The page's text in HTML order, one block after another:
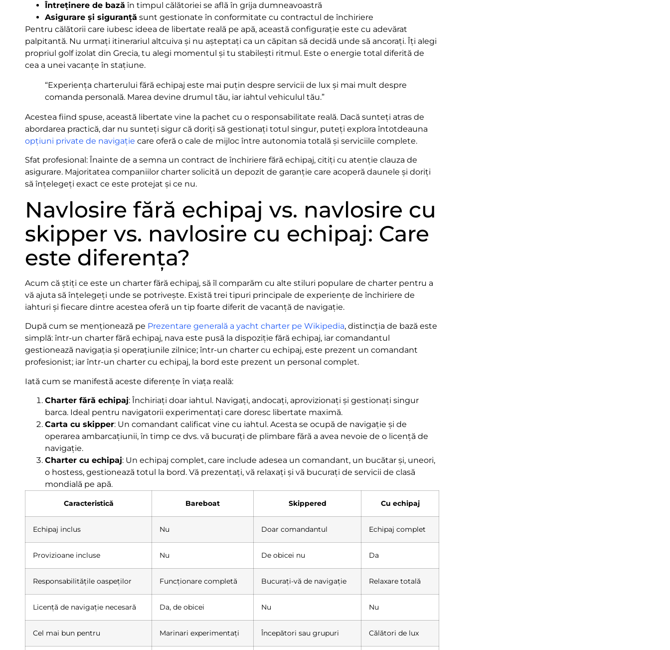
Întreținere de bază în timpul călătoriei se află în grija dumneavoastră
Asigurare și siguranță sunt gestionate în conformitate cu contractul de închiriere
Pentru călătorii care iubesc ideea de libertate reală pe apă, această configurație este cu adevărat
palpitantă. Nu urmați itinerariul altcuiva și nu așteptați ca un căpitan să decidă unde să ancorați. Îți alegi
propriul golf izolat din Grecia, tu alegi momentul și tu stabilești ritmul. Este o energie total diferită de
cea a unei vacanțe în stațiune.
“Experiența charterului fără echipaj este mai puțin despre servicii de lux și mai mult despre
comanda personală. Marea devine drumul tău, iar iahtul vehiculul tău.”
Acestea fiind spuse, această libertate vine la pachet cu o responsabilitate reală. Dacă sunteți atras de
abordarea practică, dar nu sunteți sigur că doriți să gestionați totul singur, puteți explora întotdeauna
opțiuni private de navigație care oferă o cale de mijloc între autonomia totală și serviciile complete.
Sfat profesional: Înainte de a semna un contract de închiriere fără echipaj, citiți cu atenție clauza de
asigurare. Majoritatea companiilor charter solicită un depozit de garanție care acoperă daunele și doriți
să înțelegeți exact ce este protejat și ce nu.
Navlosire fără echipaj vs. navlosire cu
skipper vs. navlosire cu echipaj: Care
este diferența?
Acum că știți ce este un charter fără echipaj, să îl comparăm cu alte stiluri populare de charter pentru a
vă ajuta să înțelegeți unde se potrivește. Există trei tipuri principale de experiențe de închiriere de
iahturi și fiecare dintre acestea oferă un tip foarte diferit de vacanță de navigație.
După cum se menționează pe Prezentare generală a yacht charter pe Wikipedia, distincția de bază este
simplă: într-un charter fără echipaj, nava este pusă la dispoziție fără echipaj, iar comandantul
gestionează navigația și operațiunile zilnice; într-un charter cu echipaj, este prezent un comandant
profesionist; iar într-un charter cu echipaj, la bord este prezent un personal complet.
Iată cum se manifestă aceste diferențe în viața reală:
Charter fără echipaj: Închiriați doar iahtul. Navigați, andocați, aprovizionați și gestionați singur
barca. Ideal pentru navigatorii experimentați care doresc libertate maximă.
Carta cu skipper: Un comandant calificat vine cu iahtul. Acesta se ocupă de navigație și de
operarea ambarcațiunii, în timp ce dvs. vă bucurați de plimbare fără a avea nevoie de o licență de
navigație.
Charter cu echipaj: Un echipaj complet, care include adesea un comandant, un bucătar și, uneori,
o hostess, gestionează totul la bord. Vă prezentați, vă relaxați și vă bucurați de servicii de clasă
mondială pe apă.
Caracteristică Bareboat Skippered Cu echipaj
Echipaj inclus Nu Doar comandantul Echipaj complet
Provizioane incluse Nu De obicei nu Da
Responsabilitățile oaspeților Funcționare completă Bucurați-vă de navigație Relaxare totală
Licență de navigație necesară Da, de obicei Nu Nu
Cel mai bun pentru Marinari experimentați Începători sau grupuri Călători de lux